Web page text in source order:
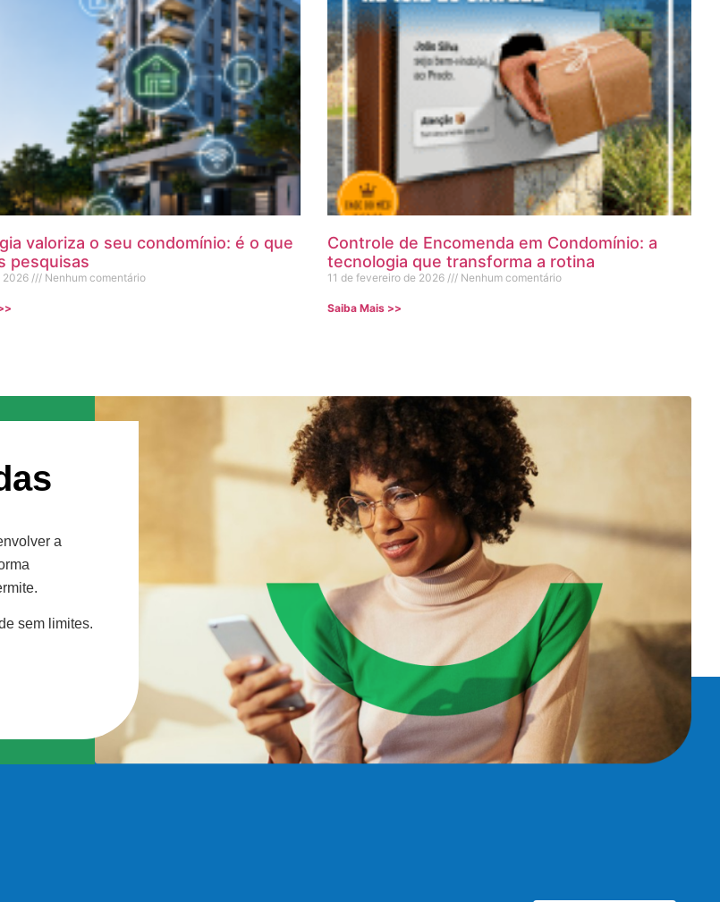
valoriza o seu condomínio: é o que
pesquisas
2026 Nenhum comentário
Controle de Encomenda em Condomínio: a
tecnologia que transforma a rotina
11 de fevereiro de 2026 Nenhum comentário
Saiba Mais >>
a
sem limites.